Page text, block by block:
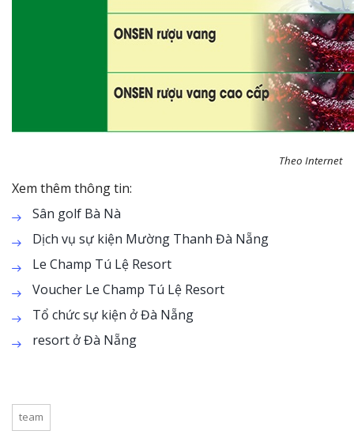
Theo Internet
Xem thêm thông tin:
Sân golf Bà Nà
Dịch vụ sự kiện Mường Thanh Đà Nẵng
Le Champ Tú Lệ Resort
Voucher Le Champ Tú Lệ Resort
Tổ chức sự kiện ở Đà Nẵng
resort ở Đà Nẵng
team